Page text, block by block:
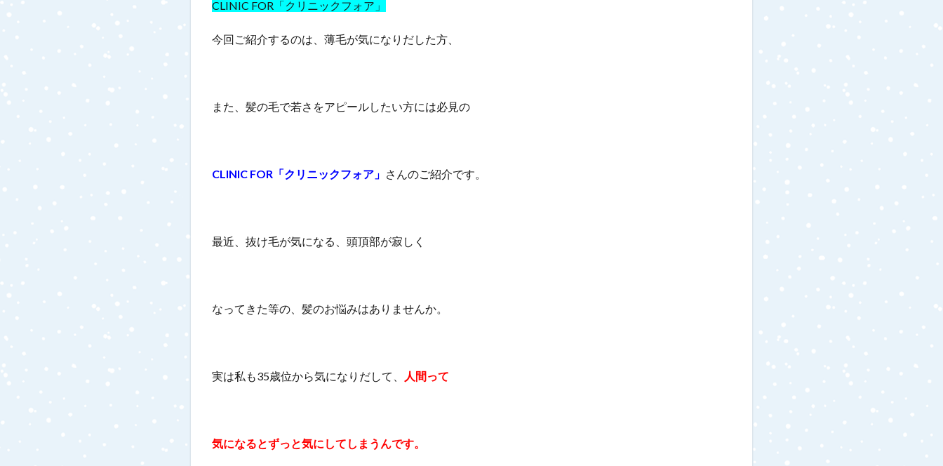
CLINIC FOR「クリニックフォア」
今回ご紹介するのは、薄毛が気になりだした方、
また、髪の毛で若さをアピールしたい方には必見の
CLINIC FOR「クリニックフォア」 さんのご紹介です。
最近、抜け毛が気になる、頭頂部が寂しく
なってきた等の、髪のお悩みはありませんか。
実は私も35歳位から気になりだして、 人間って
気になるとずっと気にしてしまうんです。